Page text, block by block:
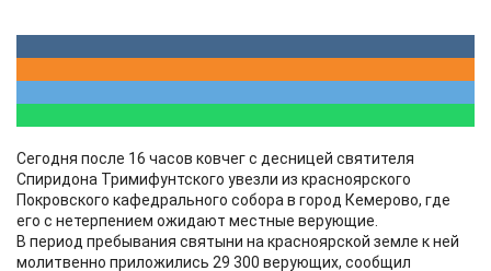
Сегодня после 16 часов ковчег с десницей святителя
Спиридона Тримифунтского увезли из красноярского
Покровского кафедрального собора в город Кемерово, где
его с нетерпением ожидают местные верующие.
В период пребывания святыни на красноярской земле к ней
молитвенно приложились 29 300 верующих, сообщил